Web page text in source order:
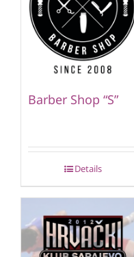
Barber Shop “S”
Details